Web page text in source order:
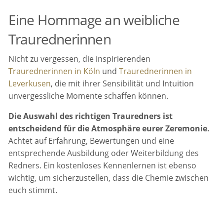
Eine Hommage an weibliche
Traurednerinnen
Nicht zu vergessen, die inspirierenden
Traurednerinnen in Köln undTraurednerinnen in
Leverkusen, die mit ihrer Sensibilität und Intuition
unvergessliche Momente schaffen können.
Die Auswahl des richtigen Trauredners ist
entscheidend für die Atmosphäre eurer Zeremonie.
Achtet auf Erfahrung, Bewertungen und eine
entsprechende Ausbildung oder Weiterbildung des
Redners. Ein kostenloses Kennenlernen ist ebenso
wichtig, um sicherzustellen, dass die Chemie zwischen
euch stimmt.